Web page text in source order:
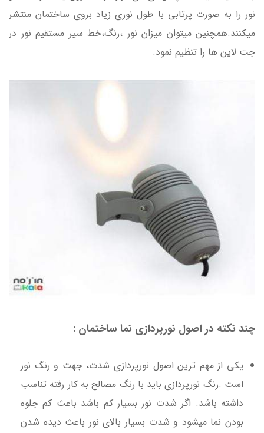
نور را به صورت پرتابی با طول نوری زیاد بروی ساختمان منتشر
میکنند.همچنین میتوان میزان نور ،رنگ،خط سیر مستقیم نور در
جت لاین ها را تنظیم نمود.
چند نکته در اصول نورپردازی نما ساختمان :
یکی از مهم ترین اصول نورپردازی شدت، جهت و رنگ نور
است .رنگ نورپردازی باید با رنگ مصالح به کار رفته تناسب
داشته باشد. اگر شدت نور بسیار کم باشد باعث کم جلوه
بودن نما میشود و شدت بسیار بالای نور باعث دیده شدن